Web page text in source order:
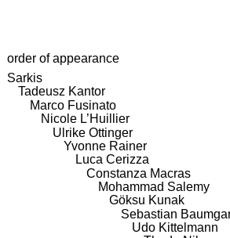
order of appearance
Sarkis
Tadeusz Kantor
Marco Fusinato
Nicole L’Huillier
Ulrike Ottinger
Yvonne Rainer
Luca Cerizza
Constanza Macras
Mohammad Salemy
Göksu Kunak
Sebastian
Udo Kittelmann